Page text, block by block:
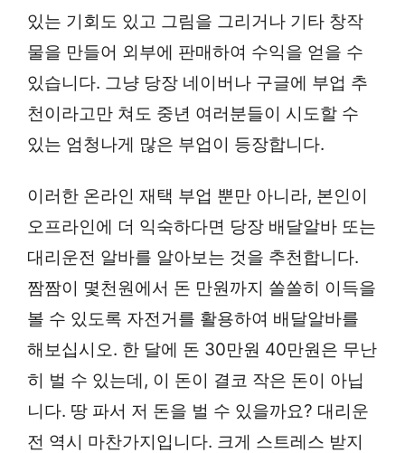
있는 기회도 있고 그림을 그리거나 기타 창작
물을 만들어 외부에 판매하여 수익을 얻을 수
있습니다. 그냥 당장 네이버나 구글에 부업 추
천이라고만 쳐도 중년 여러분들이 시도할 수
있는 엄청나게 많은 부업이 등장합니다.
이러한 온라인 재택 부업 뿐만 아니라, 본인이
오프라인에 더 익숙하다면 당장 배달알바 또는
대리운전 알바를 알아보는 것을 추천합니다.
짬짬이 몇천원에서 돈 만원까지 쏠쏠히 이득을
볼 수 있도록 자전거를 활용하여 배달알바를
해보십시오. 한 달에 돈 30만원 40만원은 무난
히 벌 수 있는데, 이 돈이 결코 작은 돈이 아닙
니다. 땅 파서 저 돈을 벌 수 있을까요? 대리운
전 역시 마찬가지입니다. 크게 스트레스 받지